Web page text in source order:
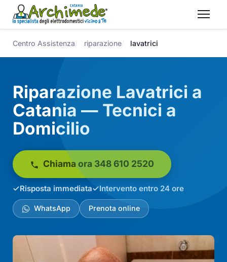
Centro Assistenza riparazione lavatrici
Riparazione Lavatrici a
Catania — Tecnici a
Domicilio
Chiama ora 348 610 2520
Risposta immediata Intervento entro 24 ore
WhatsApp Prenota online